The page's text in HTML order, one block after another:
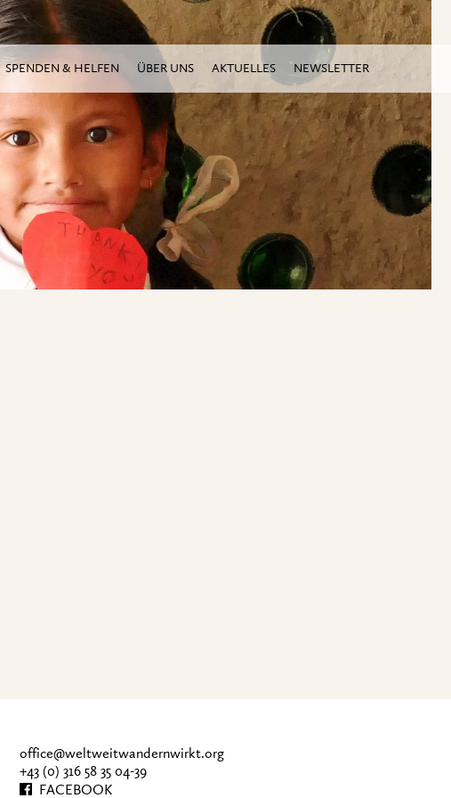
SPENDEN & HELFEN ÜBER UNS AKTUELLES NEWSLETTER
office@weltweitwandernwirkt.org
+43 (0) 316 58 35 04-39
FACEBOOK